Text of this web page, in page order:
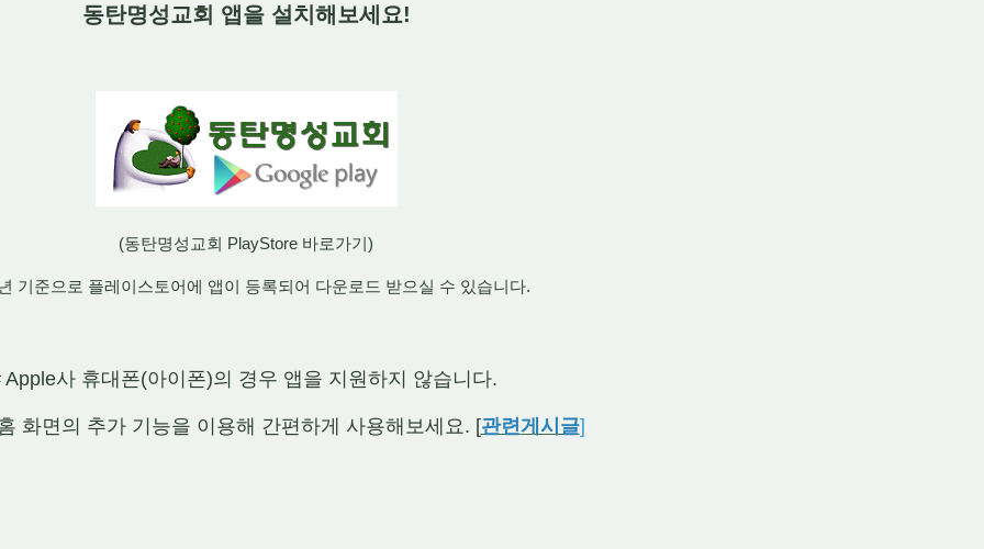
동탄명성교회 앱을 설치해보세요!
(동탄명성교회 PlayStore 바로가기)
기준으로 플레이스토어에 앱이 등록되어 다운로드 받으실 수 있습니다.
Apple사 휴대폰(아이폰)의 경우 앱을 지원하지 않습니다.
화면의 추가 기능을 이용해 간편하게 사용해보세요. [관련게시글]